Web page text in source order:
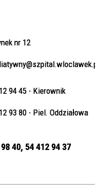
nr 12
94 45 - Kierownik
93 80 - Piel. Oddziałowa
40, 54 412 94 37